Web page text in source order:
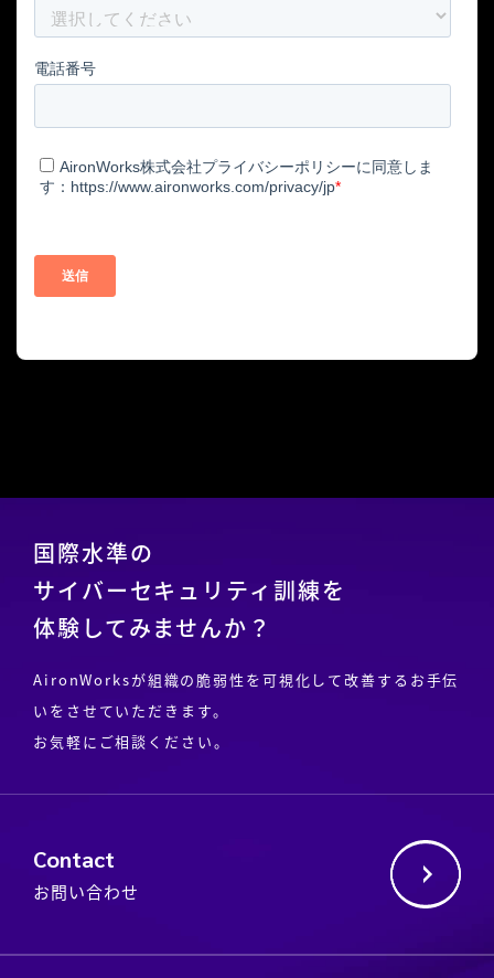
国際水準の
サイバーセキュリティ訓練を
体験してみませんか？
AironWorksが組織の脆弱性を可視化して改善するお手伝
いをさせていただきます。
お気軽にご相談ください。
Contact
お問い合わせ